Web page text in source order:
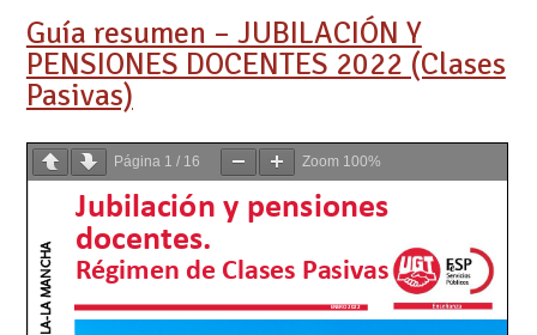
Guía resumen – JUBILACIÓN Y
PENSIONES DOCENTES 2022 (Clases
Pasivas)
Página 1 / 16 Zoom 100%